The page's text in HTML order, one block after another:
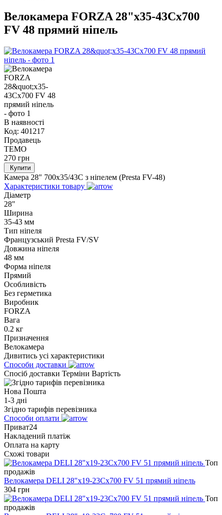
Велокамера FORZA 28"x35-43Cx700
FV 48 прямий ніпель
В наявності
Код: 401217
Продавець
TEMO
270 грн
Купити
Камера 28" 700x35/43C з ніпелем (Presta FV-48)
Характеристики товару
Діаметр
28"
Ширина
35-43 мм
Тип ніпеля
Французський Presta FV/SV
Довжина ніпеля
48 мм
Форма ніпеля
Прямий
Особливість
Без герметика
Виробник
FORZA
Вага
0.2 кг
Призначення
Велокамера
Дивитись усі характеристики
Способи доставки
Спосіб доставки Терміни Вартість
Нова Пошта
1-3 дні
Згідно тарифів перевізника
Способи оплати
Приват24
Накладений платіж
Оплата на карту
Схожі товари
Топ
продажів
Велокамера DELI 28"x19-23Cx700 FV 51 прямий ніпель
304 грн
Топ
продажів